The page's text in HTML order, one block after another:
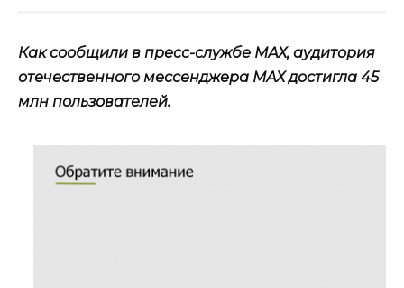
Как сообщили в пресс-службе МАХ, аудитория
отечественного мессенджера МАХ достигла 45
млн пользователей.